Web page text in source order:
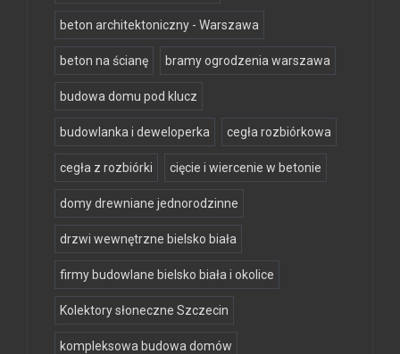
beton architektoniczny - Warszawa
beton na ścianę bramy ogrodzenia warszawa
budowa domu pod klucz
budowlanka i deweloperka cegła rozbiórkowa
cegła z rozbiórki cięcie i wiercenie w betonie
domy drewniane jednorodzinne
drzwi wewnętrzne bielsko biała
firmy budowlane bielsko biała i okolice
Kolektory słoneczne Szczecin
kompleksowa budowa domów